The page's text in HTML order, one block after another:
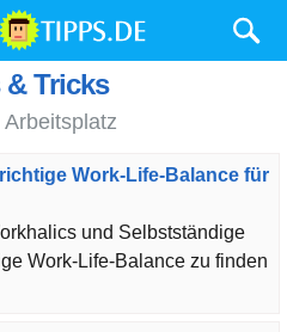
Tricks
Work-Life-Balance für
und Selbstständige
Work-Life-Balance zu finden